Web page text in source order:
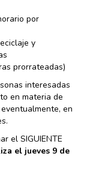
por
y
prorrateadas)
interesadas
en materia de
en
el SIGUIENTE
el jueves 9 de